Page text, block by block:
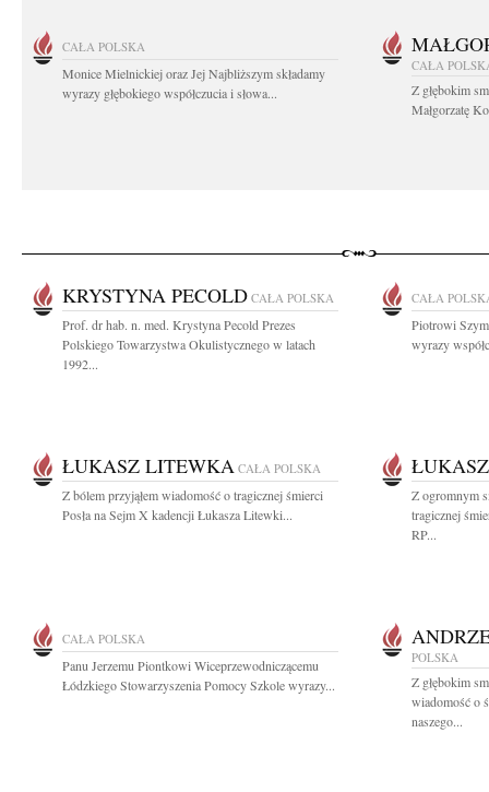
CAŁA POLSKA
Monice Mielnickiej oraz Jej Najbliższym składamy
wyrazy głębokiego współczucia i słowa...
CAŁA
Z głębokim
Małgorzatę
KRYSTYNA PECOLD CAŁA POLSKA
Prof. dr hab. n. med. Krystyna Pecold Prezes
Polskiego Towarzystwa Okulistycznego w latach
1992...
CAŁA
Piotrowi
wyrazy
ŁUKASZ LITEWKA CAŁA POLSKA
Z bólem przyjąłem wiadomość o tragicznej śmierci
Posła na Sejm X kadencji Łukasza Litewki...
Z ogromnym
tragicznej
RP...
CAŁA POLSKA
Panu Jerzemu Piontkowi Wiceprzewodniczącemu
Łódzkiego Stowarzyszenia Pomocy Szkole wyrazy...
POLSKA
Z głębokim
wiadomość o
naszego...